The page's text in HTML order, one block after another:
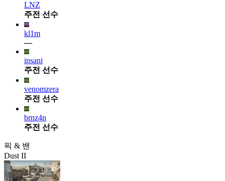
LNZ
주전 선수
kl1m
—
insani
주전 선수
venomzera
주전 선수
brnz4n
주전 선수
픽 & 밴
Dust II